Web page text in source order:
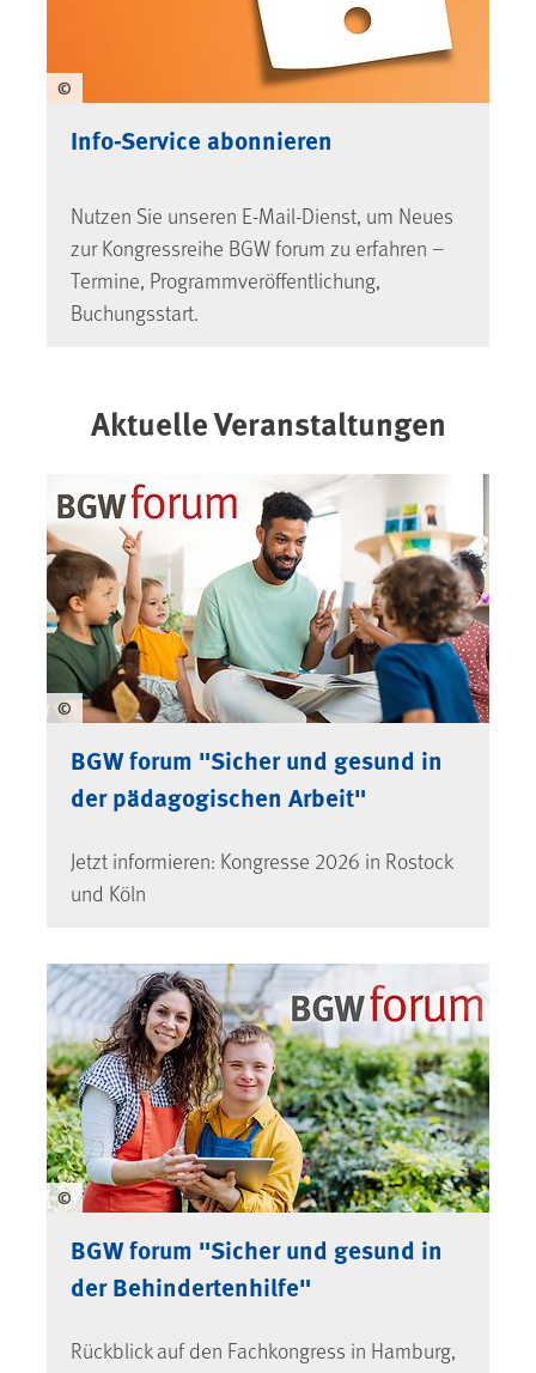
©
Info-Service abonnieren
Nutzen Sie unseren E-Mail-Dienst, um Neues
zur Kongressreihe BGW forum zu erfahren –
Termine, Programm­veröffentlichung,
Buchungsstart.
Aktuelle Veranstaltungen
©
BGW forum "Sicher und gesund in
der pädagogischen Arbeit"
Jetzt informieren: Kongresse 2026 in Rostock
und Köln
©
BGW forum "Sicher und gesund in
der Behindertenhilfe"
Rückblick auf den Fachkongress in Hamburg,